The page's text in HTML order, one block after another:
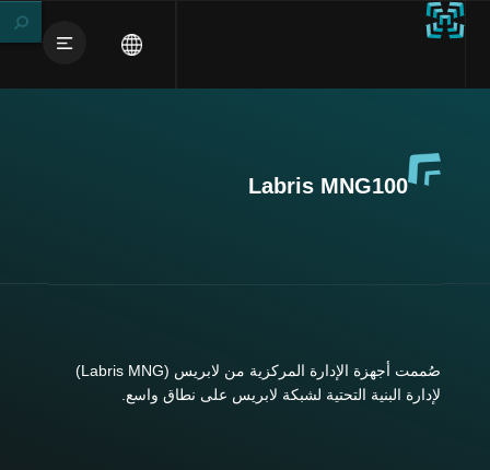
Labris MNG100
صُممت أجهزة الإدارة المركزية من لابريس (Labris MNG)
لإدارة البنية التحتية لشبكة لابريس على نطاق واسع.